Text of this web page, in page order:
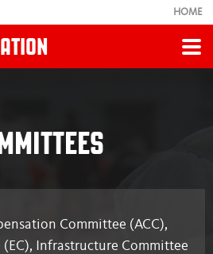
HOME
Committee (ACC),
Infrastructure Committee